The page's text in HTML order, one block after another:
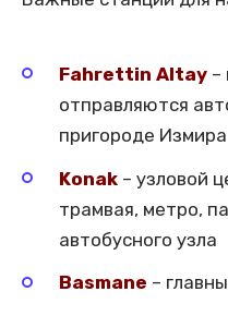
Fahrettin Altay –
отправляются
пригороде Измира
Konak – узловой
трамвая, метро,
автобусного узла
Basmane –